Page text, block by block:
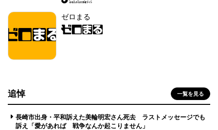
ゼロまる
追悼 一覧を見る
長崎市出身・平和訴えた美輪明宏さん死去 ラストメッセージでも
訴え「愛があれば 戦争なんか起こりません」